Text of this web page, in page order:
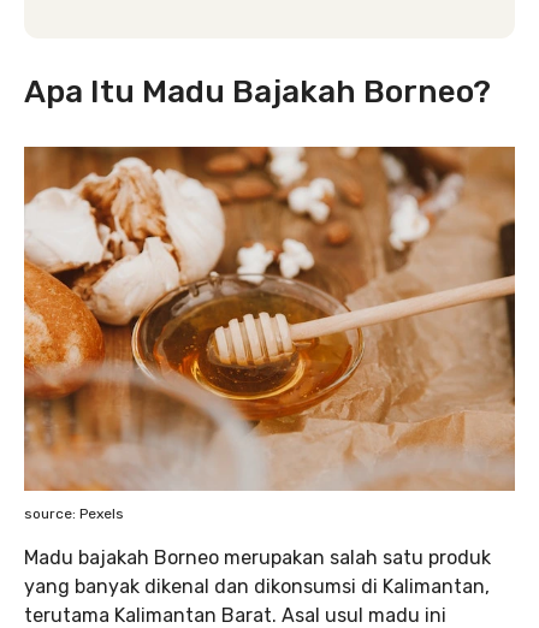
Apa Itu Madu Bajakah Borneo?
source: Pexels
Madu bajakah Borneo merupakan salah satu produk
yang banyak dikenal dan dikonsumsi di Kalimantan,
terutama Kalimantan Barat. Asal usul madu ini